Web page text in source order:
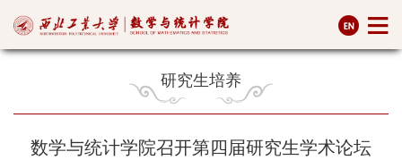
研究生培养
数学与统计学院召开第四届研究生学术论坛